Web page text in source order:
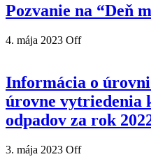
Pozvanie na “Deň
4. mája 2023 Off
Informácia o úrovni
úrovne vytriedenia
odpadov za rok
3. mája 2023 Off